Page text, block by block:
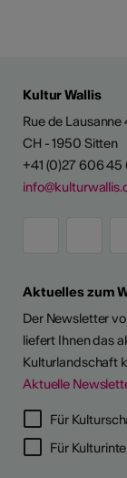
Kultur Wallis
Rue de Lausanne
CH - 1950 Sitten
+41 (0)27 606 45
Aktuelles zum
Der Newsletter
liefert Ihnen das
Kulturlandschaft
Aktuelle
Für
Für